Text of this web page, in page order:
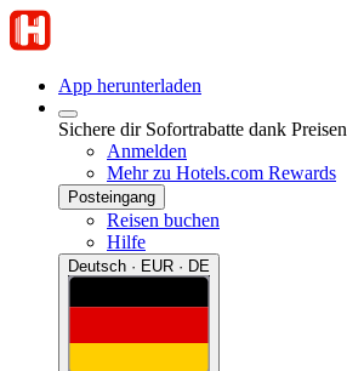
App herunterladen
Sichere dir Sofortrabatte dank
Anmelden
Mehr zu Hotels.com Rewards
Posteingang
Reisen buchen
Hilfe
Deutsch · EUR · DE